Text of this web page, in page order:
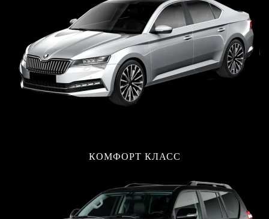
КОМФОРТ КЛАСС